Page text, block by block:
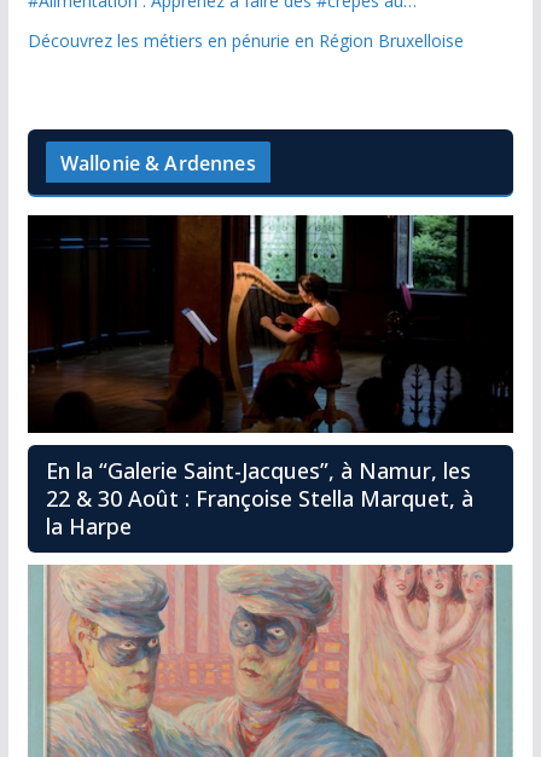
Découvrez les métiers en pénurie en Région Bruxelloise
Wallonie & Ardennes
En la “Galerie Saint-Jacques”, à Namur, les
22 & 30 Août : Françoise Stella Marquet, à
la Harpe